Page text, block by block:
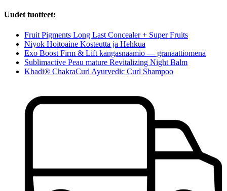
Uudet tuotteet:
Fruit Pigments Long Last Concealer + Super Fruits
Niyok Hoitoaine Kosteutta ja Hehkua
Exo Boost Firm & Lift kangasnaamio — granaattiomena
Sublimactive Peau mature Revitalizing Night Balm
Khadi® ChakraCurl Ayurvedic Curl Shampoo